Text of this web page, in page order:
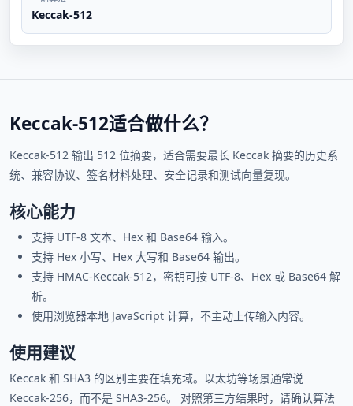
Keccak-512
Keccak-512适合做什么？
Keccak-512 输出 512 位摘要，适合需要最长 Keccak 摘要的历史系
统、兼容协议、签名材料处理、安全记录和测试向量复现。
核心能力
支持 UTF-8 文本、Hex 和 Base64 输入。
支持 Hex 小写、Hex 大写和 Base64 输出。
支持 HMAC-Keccak-512，密钥可按 UTF-8、Hex 或 Base64 解
析。
使用浏览器本地 JavaScript 计算，不主动上传输入内容。
使用建议
Keccak 和 SHA3 的区别主要在填充域。以太坊等场景通常说
Keccak-256，而不是 SHA3-256。 对照第三方结果时，请确认算法